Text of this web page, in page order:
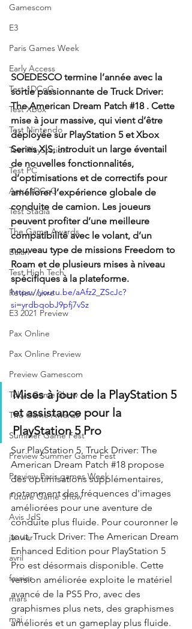
Gamescom
E3
Paris Games Week
Early Access
Test 1DCoG
Test Xbox
Test Nintendo
Test PlayStation
Test PC
Actu 1DCoG
Test Stadia
The Game Awards
Balan
Test High Tech
Review Livre
E3 2021 Preview
Pax Online
Pax Online Preview
Preview Gamescom
Tokyo Game Show
The Game Awards
Summer Game Fest
Preview Summer Game Fest
Preview Paris games Week
Future Game Show
Avis JdS
janvier
avril
fevrier
mars
mai
SOEDESCO termine l’année avec la
sortie passionnante de Truck Driver:
The American Dream Patch #18 . Cette
mise à jour massive, qui vient d’être
déployée sur PlayStation 5 et Xbox
Series X|S, introduit un large éventail
de nouvelles fonctionnalités,
d’optimisations et de correctifs pour
améliorer l’expérience globale de
conduite de camion. Les joueurs
peuvent profiter d’une meilleure
compatibilité avec le volant, d’un
nouveau type de missions Freedom to
Roam et de plusieurs mises à niveau
spécifiques à la plateforme.
https://youtu.be/aAfz2_ZScJc?
si=yrdbqobJ9pfj7vSz
Mises à jour de la PlayStation 5
et assistance pour la
PlayStation 5 Pro
Sur PlayStation 5, Truck Driver: The
American Dream Patch #18 propose
des optimisations supplémentaires,
notamment des fréquences d'images
améliorées pour une aventure de
conduite plus fluide. Pour couronner le
tout, Truck Driver: The American Dream
Enhanced Edition pour PlayStation 5
Pro est désormais disponible. Cette
version améliorée exploite le matériel
avancé de la PS5 Pro, avec des
graphismes plus nets, des graphismes
améliorés et un gameplay plus fluide.